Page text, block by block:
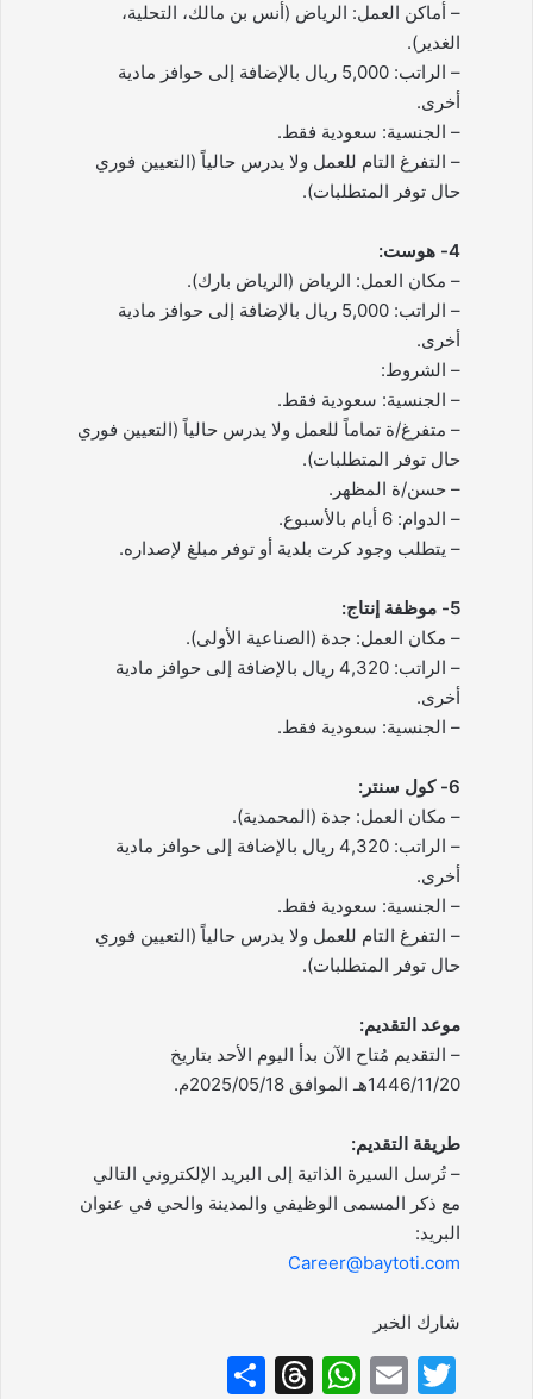
– أماكن العمل: الرياض (أنس بن مالك، التحلية،
الغدير).
– الراتب: 5,000 ريال بالإضافة إلى حوافز مادية
أخرى.
– الجنسية: سعودية فقط.
– التفرغ التام للعمل ولا يدرس حالياً (التعيين فوري
حال توفر المتطلبات).
4- هوست:
– مكان العمل: الرياض (الرياض بارك).
– الراتب: 5,000 ريال بالإضافة إلى حوافز مادية
أخرى.
– الشروط:
– الجنسية: سعودية فقط.
– متفرغ/ة تماماً للعمل ولا يدرس حالياً (التعيين فوري
حال توفر المتطلبات).
– حسن/ة المظهر.
– الدوام: 6 أيام بالأسبوع.
– يتطلب وجود كرت بلدية أو توفر مبلغ لإصداره.
5- موظفة إنتاج:
– مكان العمل: جدة (الصناعية الأولى).
– الراتب: 4,320 ريال بالإضافة إلى حوافز مادية
أخرى.
– الجنسية: سعودية فقط.
6- كول سنتر:
– مكان العمل: جدة (المحمدية).
– الراتب: 4,320 ريال بالإضافة إلى حوافز مادية
أخرى.
– الجنسية: سعودية فقط.
– التفرغ التام للعمل ولا يدرس حالياً (التعيين فوري
حال توفر المتطلبات).
موعد التقديم:
– التقديم مُتاح الآن بدأ اليوم الأحد بتاريخ
1446/11/20هـ الموافق 2025/05/18م.
طريقة التقديم:
– تُرسل السيرة الذاتية إلى البريد الإلكتروني التالي
مع ذكر المسمى الوظيفي والمدينة والحي في عنوان
البريد:
Career@baytoti.com
شارك الخبر
T
E
W
T